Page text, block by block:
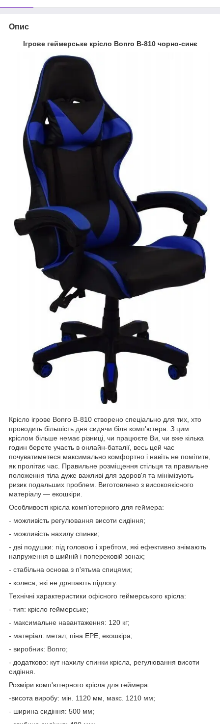
Опис
Ігрове геймерське крісло Bonro B-810 чорно-синє
Крісло ігрове Bonro B-810 створено спеціально для тих, хто
проводить більшість дня сидячи біля комп'ютера. З цим
кріслом більше немає різниці, чи працюєте Ви, чи вже кілька
годин берете участь в онлайн-баталії, весь цей час
почуватиметеся максимально комфортно і навіть не помітите,
як пролітає час. Правильне розміщення стільця та правильне
положення тіла дуже важливі для здоров'я та мінімізують
ризик подальших проблем. Виготовлено з високоякісного
матеріалу — екошкіри.
Особливості крісла комп'ютерного для геймера:
- можливість регулювання висоти сидіння;
- можливість нахилу спинки;
- дві подушки: під головою і хребтом, які ефективно знімають
напруження в шийній і поперековій зонах;
- стабільна основа з п'ятьма спицями;
- колеса, які не дряпають підлогу.
Технічні характеристики офісного геймерського крісла:
- тип: крісло геймерське;
- максимальне навантаження: 120 кг;
- матеріал: метал; піна ЕРЕ; екошкіра;
- виробник: Bonro;
- додатково: кут нахилу спинки крісла, регулювання висоти
сидіння.
Розміри комп'ютерного крісла для геймера:
-висота виробу: мін. 1120 мм, макс. 1210 мм;
- ширина сидіння: 500 мм;